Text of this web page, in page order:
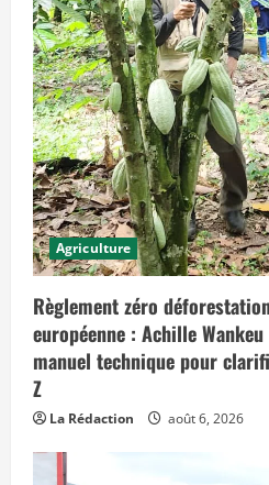
u
j
o
u
r
d
’
h
u
i
e
t
q
u
i
p
r
é
o
i
t
d
e
s
f
f
Agriculture
Règlement zéro
européenne : Achille
manuel technique pour
Z
La Rédaction août 6, 2026